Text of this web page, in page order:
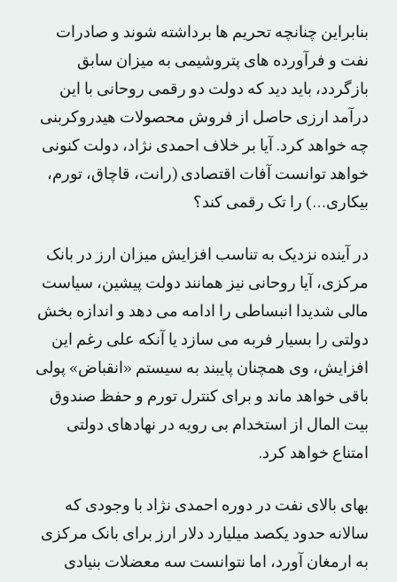
بنابراین چنانچه تحریم ها برداشته شوند و صادرات
نفت و فرآورده های پتروشیمی به میزان سابق
بازگردد، باید دید که دولت دو رقمی روحانی با این
درآمد ارزی حاصل از فروش محصولات هیدروکربنی
چه خواهد کرد. آیا بر خلاف احمدی نژاد، دولت کنونی
خواهد توانست آفات اقتصادی (رانت، قاچاق، تورم،
بیکاری…) را تک رقمی کند؟
در آینده نزدیک به تناسب افزایش میزان ارز در بانک
مرکزی، آیا روحانی نیز همانند دولت پیشین، سیاست
مالی شدیدا انبساطی را ادامه می دهد و اندازه بخش
دولتی را بسیار فربه می سازد یا آنکه علی رغم این
افزایش، وی همچنان پایبند به سیستم «انقباض» پولی
باقی خواهد ماند و برای کنترل تورم و حفظ صندوق
بیت المال از استخدام بی رویه در نهادهای دولتی
امتناع خواهد کرد.
بهای بالای نفت در دوره احمدی نژاد با وجودی که
سالانه حدود یکصد میلیارد دلار ارز برای بانک مرکزی
به ارمغان آورد، اما نتوانست سه معضلات بنیادی